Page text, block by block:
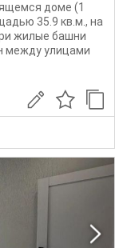
доме (1
35.9 кв.м., на
жилые башни
между улицами